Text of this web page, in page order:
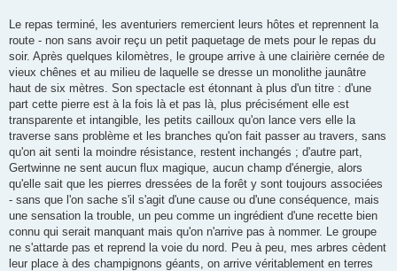
Le repas terminé, les aventuriers remercient leurs hôtes et reprennent la
route - non sans avoir reçu un petit paquetage de mets pour le repas du
soir. Après quelques kilomètres, le groupe arrive à une clairière cernée de
vieux chênes et au milieu de laquelle se dresse un monolithe jaunâtre
haut de six mètres. Son spectacle est étonnant à plus d'un titre : d'une
part cette pierre est à la fois là et pas là, plus précisément elle est
transparente et intangible, les petits cailloux qu'on lance vers elle la
traverse sans problème et les branches qu'on fait passer au travers, sans
qu'on ait senti la moindre résistance, restent inchangés ; d'autre part,
Gertwinne ne sent aucun flux magique, aucun champ d'énergie, alors
qu'elle sait que les pierres dressées de la forêt y sont toujours associées
- sans que l'on sache s'il s'agit d'une cause ou d'une conséquence, mais
une sensation la trouble, un peu comme un ingrédient d'une recette bien
connu qui serait manquant mais qu'on n'arrive pas à nommer. Le groupe
ne s'attarde pas et reprend la voie du nord. Peu à peu, mes arbres cèdent
leur place à des champignons géants, on arrive véritablement en terres